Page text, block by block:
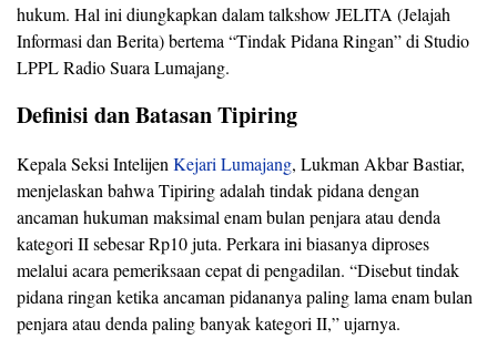
hukum. Hal ini diungkapkan dalam talkshow JELITA (Jelajah
Informasi dan Berita) bertema “Tindak Pidana Ringan” di Studio
LPPL Radio Suara Lumajang.
Definisi dan Batasan Tipiring
Kepala Seksi Intelijen Kejari Lumajang, Lukman Akbar Bastiar,
menjelaskan bahwa Tipiring adalah tindak pidana dengan
ancaman hukuman maksimal enam bulan penjara atau denda
kategori II sebesar Rp10 juta. Perkara ini biasanya diproses
melalui acara pemeriksaan cepat di pengadilan. “Disebut tindak
pidana ringan ketika ancaman pidananya paling lama enam bulan
penjara atau denda paling banyak kategori II,” ujarnya.